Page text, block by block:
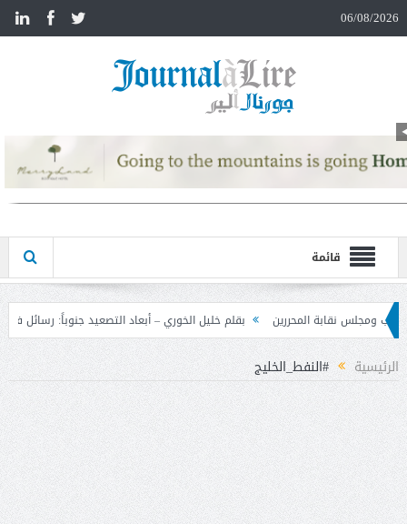
06/08/2026
قائمة
بقلم خليل الخوري – أبعاد التصعيد جنوباً: رسائل في اتجاهات كثيرة حيدر:
الرئيسية #النفط_الخليج